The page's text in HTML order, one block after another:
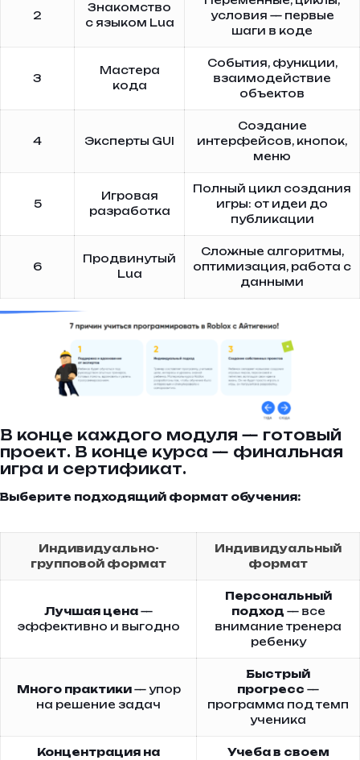
2
Знакомство
с языком Lua
условия — первые
шаги в коде
3
Мастера
кода
События, функции,
взаимодействие
объектов
4 Эксперты GUI
Создание
интерфейсов, кнопок,
меню
5
Игровая
разработка
Полный цикл создания
игры: от идеи до
публикации
6
Продвинутый
Lua
Сложные алгоритмы,
оптимизация, работа с
данными
В конце каждого модуля — готовый
проект. В конце курса — финальная
игра и сертификат.
Выберите подходящий формат обучения:
Индивидуально-
групповой формат
Индивидуальный
формат
Лучшая цена—
эффективно и выгодно
Персональный
подход — все
внимание тренера
ребенку
Много практики— упор
на решение задач
Быстрый
прогресс —
программа под темп
ученика
Концентрация на
Учеба в своем